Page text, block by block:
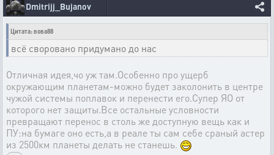
Dmitrijj_Bujanov
Цитата: вова88
всё своровано придумано до нас
Отличная идея,чо уж там.Особенно про ущерб
окружающим планетам-можно будет заколонить в центре
чужой системы поплавок и перенести его.Супер ЯО от
которого нет защиты.Все остальные условности
превращают перенос в столь же доступную вещь как и
ПУ:на бумаге оно есть,а в реале ты сам себе сраный астер
из 2500км планеты делать не станешь.